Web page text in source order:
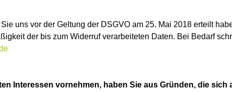
uns vor der Geltung der DSGVO am 25. Mai 2018 erteilt
der bis zum Widerruf verarbeiteten Daten. Bei Bedarf
Interessen vornehmen, haben Sie aus Gründen, die sich